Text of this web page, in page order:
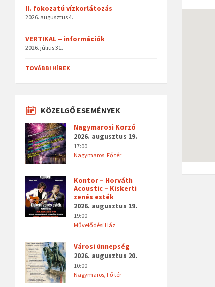
II. fokozatú vízkorlátozás
2026. augusztus 4.
VERTIKAL – információk
2026. július 31.
TOVÁBBI HÍREK
KÖZELGŐ ESEMÉNYEK
Nagymarosi Korzó
2026. augusztus 19.
17:00
Nagymaros, Fő tér
Kontor – Horváth
Acoustic – Kiskerti
zenés esték
2026. augusztus 19.
19:00
Művelődési Ház
Városi ünnepség
2026. augusztus 20.
10:00
Nagymaros, Fő tér